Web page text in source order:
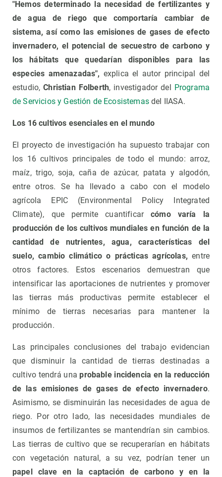
"Hemos determinado la necesidad de fertilizantes y
de agua de riego que comportaría cambiar de
sistema, así como las emisiones de gases de efecto
invernadero, el potencial de secuestro de carbono y
los hábitats que quedarían disponibles para las
especies amenazadas", explica el autor principal del
estudio,Christian Folberth, investigador del Programa
de Servicios y Gestión de Ecosistemasdel IIASA.
Los 16 cultivos esenciales en el mundo
El proyecto de investigación ha supuesto trabajar con
los 16 cultivos principales de todo el mundo: arroz,
maíz, trigo, soja, caña de azúcar, patata y algodón,
entre otros. Se ha llevado a cabo con el modelo
agrícola EPIC (Environmental Policy Integrated
Climate), que permite cuantificarcómo varía la
producción de los cultivos mundiales en función de la
cantidad de nutrientes, agua, características del
suelo, cambio climático o prácticas agrícolas, entre
otros factores. Estos escenarios demuestran que
intensificar las aportaciones de nutrientes y promover
las tierras más productivas permite establecer el
mínimo de tierras necesarias para mantener la
producción.
Las principales conclusiones del trabajo evidencian
que disminuir la cantidad de tierras destinadas a
cultivo tendrá unaprobable incidencia en la reducción
de las emisiones de gases de efecto invernadero.
Asimismo, se disminuirán las necesidades de agua de
riego. Por otro lado, las necesidades mundiales de
insumos de fertilizantes se mantendrían sin cambios.
Las tierras de cultivo que se recuperarían en hábitats
con vegetación natural, a su vez, podrían tener un
papel clave en la captación de carbono y en la